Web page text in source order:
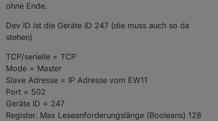
was ist Register 38801-38819 (bzw. die anderen
wie sehen da deine Grundeinstellungen aus?
ohne Ende.
Dev ID ist die Geräte ID 247 (die muss auch so da
stehen)
TCP/serielle = TCP
Mode = Master
Slave Adresse = IP Adresse vom EW11
Port = 502
Geräte ID = 247
Register. Max Leseanforderungslänge (Booleans) 128